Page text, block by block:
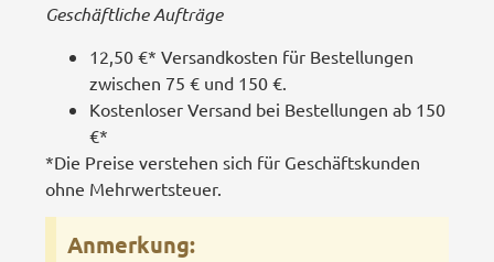
Geschäftliche Aufträge
12,50 €* Versandkosten für Bestellungen
zwischen 75 € und 150 €.
Kostenloser Versand bei Bestellungen ab 150
€*
*Die Preise verstehen sich für Geschäftskunden
ohne Mehrwertsteuer.
Anmerkung: